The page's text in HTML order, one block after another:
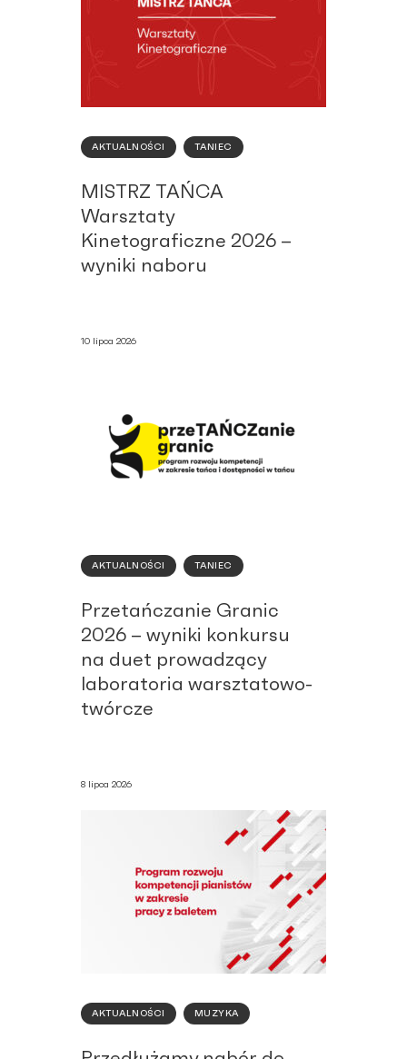
AKTUALNOŚCI TANIEC
MISTRZ TAŃCA
Warsztaty
Kinetograficzne 2026 –
wyniki naboru
10 lipca 2026
AKTUALNOŚCI TANIEC
Przetańczanie Granic
2026 – wyniki konkursu
na duet prowadzący
laboratoria warsztatowo-
twórcze
8 lipca 2026
AKTUALNOŚCI MUZYKA